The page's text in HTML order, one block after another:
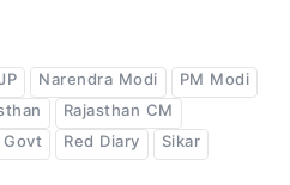
Narendra Modi
PM Modi
Rajasthan CM
Govt
Red Diary Sikar